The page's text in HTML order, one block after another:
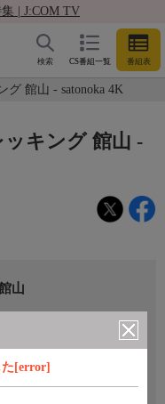
| J:COM TV
CS番組一覧 番組表
検索
館山 - satonoka 4K
た[error]
キング 館山 -
山